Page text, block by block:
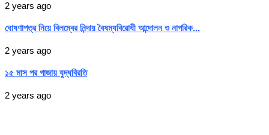
2 years ago
ঘোষণাপত্র নিয়ে বিলম্বের নিন্দায় বৈষম্যবিরোধী আন্দোলন ও নাগরিক...
2 years ago
১৫ মাস পর গাজায় যুদ্ধবিরতি
2 years ago